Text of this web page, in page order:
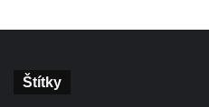
Štítky